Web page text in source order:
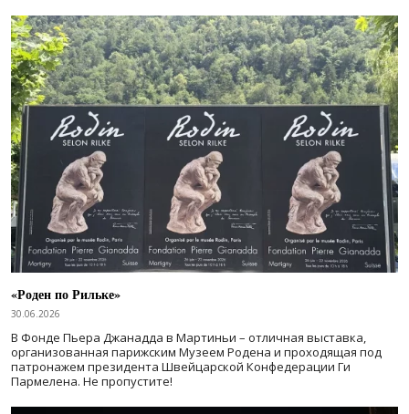
«Роден по Рильке»
30.06.2026
В Фонде Пьера Джанадда в Мартиньи – отличная выставка,
организованная парижским Музеем Родена и проходящая под
патронажем президента Швейцарской Конфедерации Ги
Пармелена. Не пропустите!